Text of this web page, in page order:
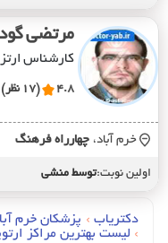
مرتضی
کارشناس
4.8 (17 نظر)
خرم آباد، چهارراه فرهنگ
اولین نوبت:توسط منشی
دکتریاب › پزشکان خرم
› لیست بهترین مراکز